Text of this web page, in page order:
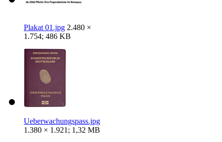
Plakat 01.jpg 2.480 ×
1.754; 486 KB
Ueberwachungspass.jpg
1.380 × 1.921; 1,32 MB